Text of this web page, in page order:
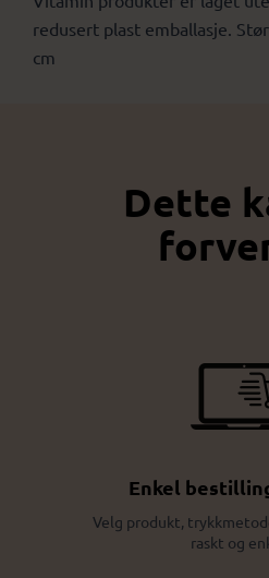
redusert plast emballasje.
cm
Dette
Enkel
Velg produkt,
raskt og